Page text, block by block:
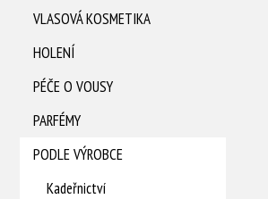
VLASOVÁ KOSMETIKA
HOLENÍ
PÉČE O VOUSY
PARFÉMY
PODLE VÝROBCE
Kadeřnictví